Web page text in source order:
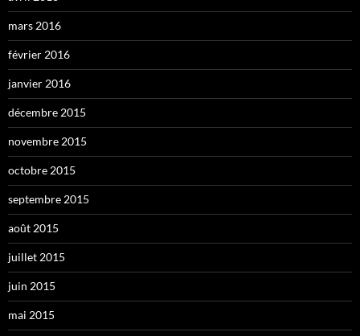
mars 2016
février 2016
janvier 2016
décembre 2015
novembre 2015
octobre 2015
septembre 2015
août 2015
juillet 2015
juin 2015
mai 2015